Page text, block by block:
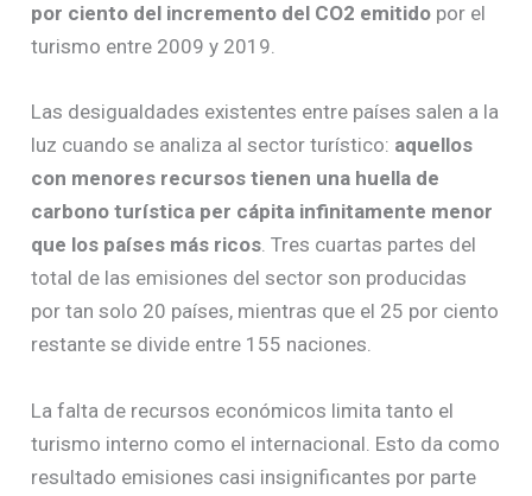
por ciento del incremento del CO2 emitido por el
turismo entre 2009 y 2019.
Las desigualdades existentes entre países salen a la
luz cuando se analiza al sector turístico: aquellos
con menores recursos tienen una huella de
carbono turística per cápita infinitamente menor
que los países más ricos. Tres cuartas partes del
total de las emisiones del sector son producidas
por tan solo 20 países, mientras que el 25 por ciento
restante se divide entre 155 naciones.
La falta de recursos económicos limita tanto el
turismo interno como el internacional. Esto da como
resultado emisiones casi insignificantes por parte